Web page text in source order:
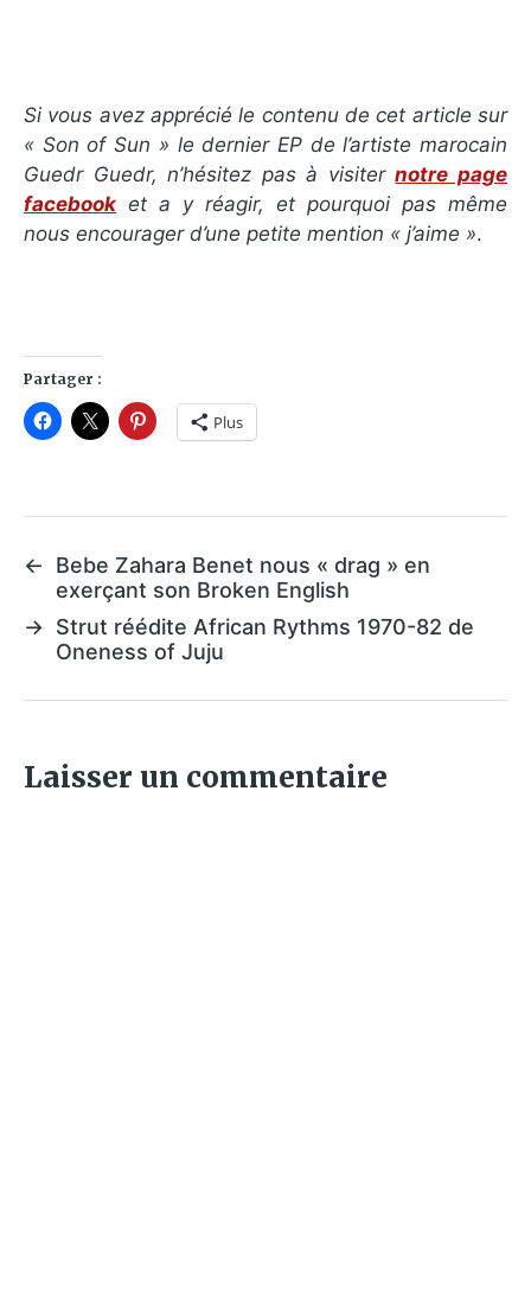
Si vous avez apprécié le contenu de cet article sur
« Son of Sun » le dernier EP de l’artiste marocain
Guedr Guedr, n’hésitez pas à visiternotre page
facebook et a y réagir, et pourquoi pas même
nous encourager d’une petite mention « j’aime ».
Partager :
Plus
←
Bebe Zahara Benet nous « drag » en
exerçant son Broken English
→ Strut réédite African Rythms 1970-82 de
Oneness of Juju
Laisser un commentaire